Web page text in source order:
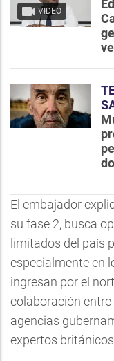
VIDEO
El embajador
su fase 2, busca
limitados del país
especialmente en
ingresan por el
colaboración
agencias
expertos